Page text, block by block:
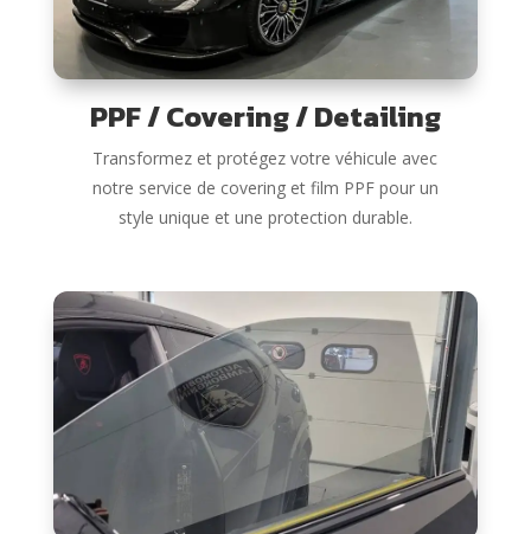
PPF / Covering / Detailing
Transformez et protégez votre véhicule avec
notre service de covering et film PPF pour un
style unique et une protection durable.